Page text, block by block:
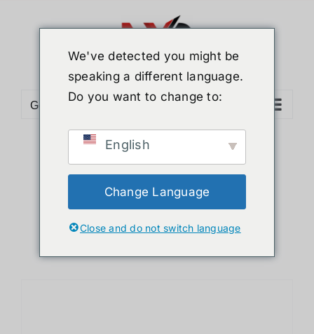
Go to...
Sort byPrice
Show12 Products
We've detected you might be
speaking a different language.
Do you want to change to:
English
Change Language
Close and do not switch language